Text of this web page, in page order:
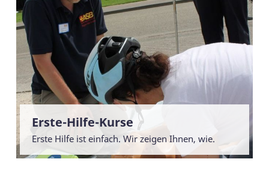
Erste-Hilfe-Kurse
Erste Hilfe ist einfach. Wir zeigen Ihnen, wie.